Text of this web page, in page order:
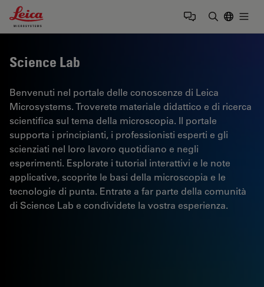
Leica Microsystems Logo
Science Lab
Benvenuti nel portale delle conoscenze di Leica
Microsystems. Troverete materiale didattico e di ricerca
scientifica sul tema della microscopia. Il portale
supporta i principianti, i professionisti esperti e gli
scienziati nel loro lavoro quotidiano e negli
esperimenti. Esplorate i tutorial interattivi e le note
applicative, scoprite le basi della microscopia e le
tecnologie di punta. Entrate a far parte della comunità
di Science Lab e condividete la vostra esperienza.